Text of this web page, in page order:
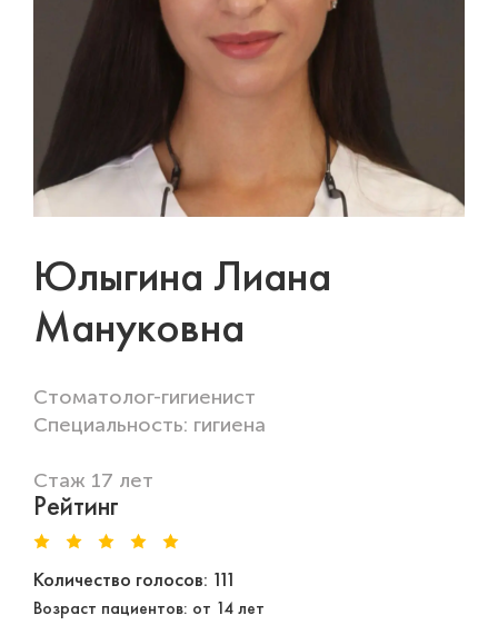
Юлыгина Лиана
Мануковна
Стоматолог-гигиенист
Специальность: гигиена
Стаж 17 лет
Рейтинг
Количество голосов: 111
Возраст пациентов: от 14 лет